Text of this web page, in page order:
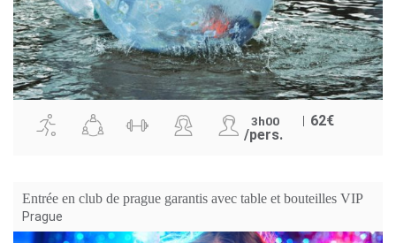
3h00 62€
/pers.
Entrée en club de prague garantis avec table et bouteilles VIP
Prague